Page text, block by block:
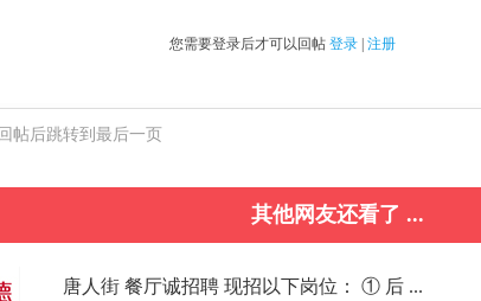
您需要登录后才可以回帖 登录 | 注册
回帖后跳转到最后一页
其他网友还看了 ...
唐人街 餐厅诚招聘 现招以下岗位： ① 后 ...